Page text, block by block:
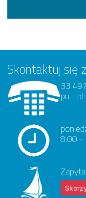
Skontaktuj się
33
pn -
8:00 -